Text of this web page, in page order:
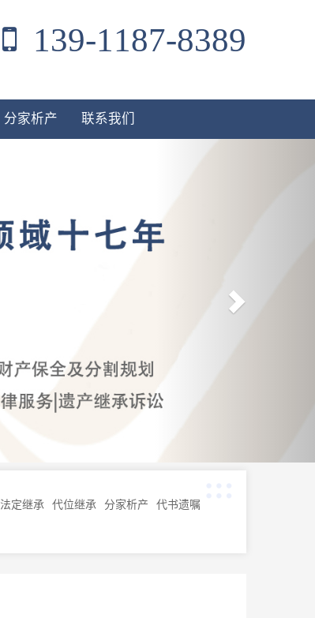
139-1187-8389
分家析产 联系我们
法定继承 代位继承 分家析产
代书遗嘱